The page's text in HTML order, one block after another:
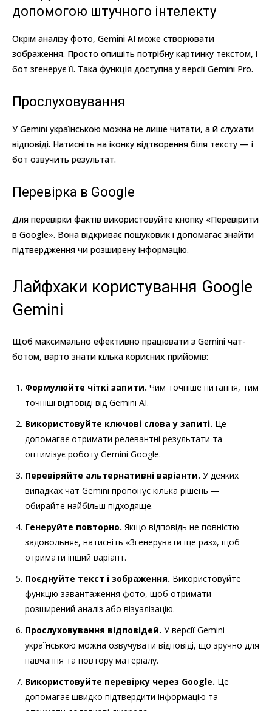
допомогою штучного інтелекту
Окрім аналізу фото, Gemini AI може створювати
зображення. Просто опишіть потрібну картинку текстом, і
бот згенерує її. Така функція доступна у версії Gemini Pro.
Прослуховування
У Gemini українською можна не лише читати, а й слухати
відповіді. Натисніть на іконку відтворення біля тексту — і
бот озвучить результат.
Перевірка в Google
Для перевірки фактів використовуйте кнопку «Перевірити
в Google». Вона відкриває пошуковик і допомагає знайти
підтвердження чи розширену інформацію.
Лайфхаки користування Google
Gemini
Щоб максимально ефективно працювати з Gemini чат-
ботом, варто знати кілька корисних прийомів:
Формулюйте чіткі запити. Чим точніше питання, тим
точніші відповіді від Gemini AI.
Використовуйте ключові слова у запиті. Це
допомагає отримати релевантні результати та
оптимізує роботу Gemini Google.
Перевіряйте альтернативні варіанти. У деяких
випадках чат Gemini пропонує кілька рішень —
обирайте найбільш підходяще.
Генеруйте повторно. Якщо відповідь не повністю
задовольняє, натисніть «Згенерувати ще раз», щоб
отримати інший варіант.
Поєднуйте текст і зображення. Використовуйте
функцію завантаження фото, щоб отримати
розширений аналіз або візуалізацію.
Прослуховування відповідей. У версії Gemini
українською можна озвучувати відповіді, що зручно для
навчання та повтору матеріалу.
Використовуйте перевірку через Google. Це
допомагає швидко підтвердити інформацію та